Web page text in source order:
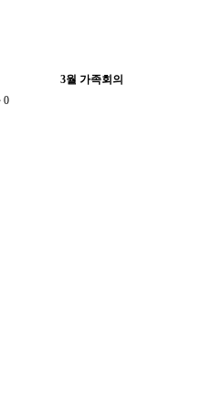
3월 가족회의
0